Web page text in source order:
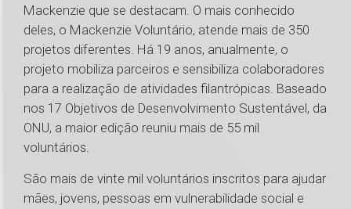
Mackenzie que se destacam. O mais conhecido
deles, o Mackenzie Voluntário, atende mais de 350
projetos diferentes. Há 19 anos, anualmente, o
projeto mobiliza parceiros e sensibiliza colaboradores
para a realização de atividades filantrópicas. Baseado
nos 17 Objetivos de Desenvolvimento Sustentável, da
ONU, a maior edição reuniu mais de 55 mil
voluntários.
São mais de vinte mil voluntários inscritos para ajudar
mães, jovens, pessoas em vulnerabilidade social e